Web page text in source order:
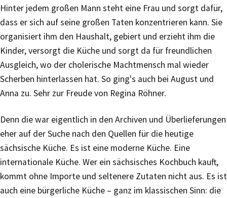
Hinter jedem großen Mann steht eine Frau und sorgt dafür,
dass er sich auf seine großen Taten konzentrieren kann. Sie
organisiert ihm den Haushalt, gebiert und erzieht ihm die
Kinder, versorgt die Küche und sorgt da für freundlichen
Ausgleich, wo der cholerische Machtmensch mal wieder
Scherben hinterlassen hat. So ging's auch bei August und
Anna zu. Sehr zur Freude von Regina Röhner.
Denn die war eigentlich in den Archiven und Überlieferungen
eher auf der Suche nach den Quellen für die heutige
sächsische Küche. Es ist eine moderne Küche. Eine
internationale Küche. Wer ein sächsisches Kochbuch kauft,
kommt ohne Importe und seltenere Zutaten nicht aus. Es ist
auch eine bürgerliche Küche – ganz im klassischen Sinn: die